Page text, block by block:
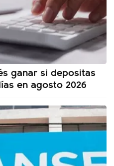
ganar si depositas
en agosto 2026